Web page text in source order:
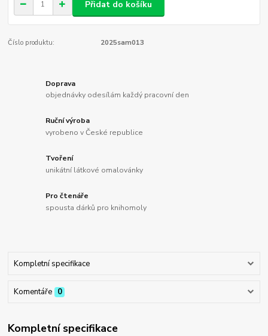
Přidat do košíku
Číslo produktu: 2025sam013
Doprava
objednávky odesílám každý pracovní den
Ruční výroba
vyrobeno v České republice
Tvoření
unikátní látkové omalovánky
Pro čtenáře
spousta dárků pro knihomoly
Kompletní specifikace
Komentáře 0
Kompletní specifikace